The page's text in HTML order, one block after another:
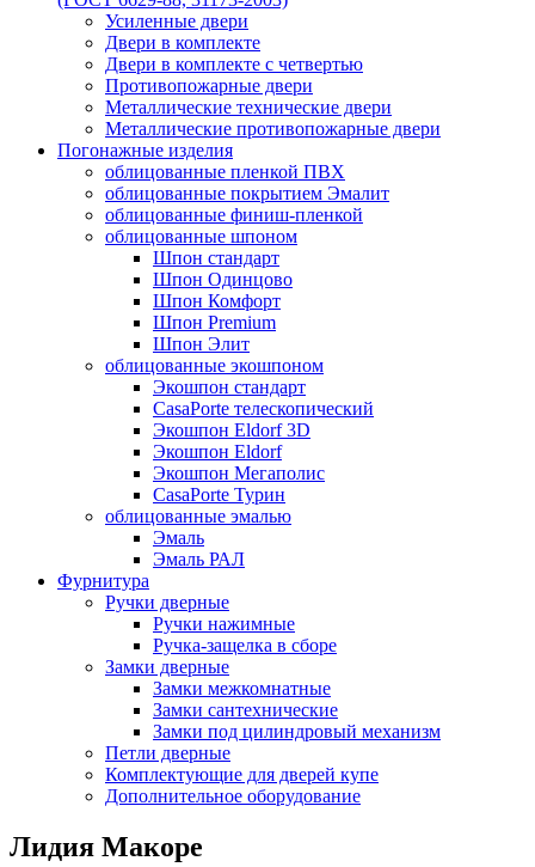
Усиленные двери
Двери в комплекте
Двери в комплекте с четвертью
Противопожарные двери
Металлические технические двери
Металлические противопожарные двери
Погонажные изделия
облицованные пленкой ПВХ
облицованные покрытием Эмалит
облицованные финиш-пленкой
облицованные шпоном
Шпон стандарт
Шпон Одинцово
Шпон Комфорт
Шпон Premium
Шпон Элит
облицованные экошпоном
Экошпон стандарт
CasaPorte телескопический
Экошпон Eldorf 3D
Экошпон Eldorf
Экошпон Мегаполис
CasaPorte Турин
облицованные эмалью
Эмаль
Эмаль РАЛ
Фурнитура
Ручки дверные
Ручки нажимные
Ручка-защелка в сборе
Замки дверные
Замки межкомнатные
Замки сантехнические
Замки под цилиндровый механизм
Петли дверные
Комплектующие для дверей купе
Дополнительное оборудование
Лидия Макоре